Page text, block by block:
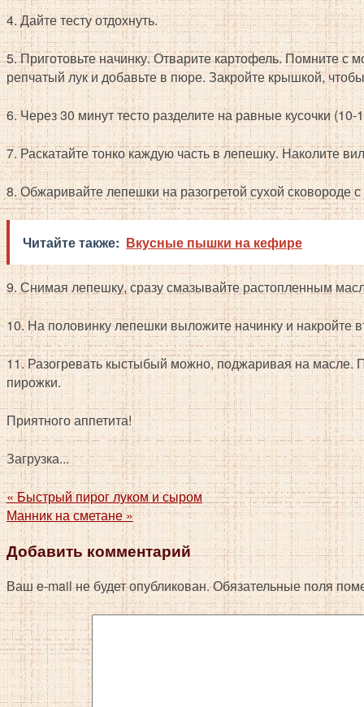
4. Дайте тесту отдохнуть.
5. Приготовьте начинку. Отварите картофель. Помните с
репчатый лук и добавьте в пюре. Закройте крышкой,
6. Через 30 минут тесто разделите на равные кусочки (10-
7. Раскатайте тонко каждую часть в лепешку. Наколите
8. Обжаривайте лепешки на разогретой сухой сковороде
Читайте также: Вкусные пышки на кефире
9. Снимая лепешку, сразу смазывайте растопленным
10. На половинку лепешки выложите начинку и накройте
11. Разогревать кыстыбый можно, поджаривая на масле.
пирожки.
Приятного аппетита!
Загрузка...
«Быстрый пирог луком и сыром
Манник на сметане»
Добавить комментарий
Ваш e-mail не будет опубликован.Обязательные поля